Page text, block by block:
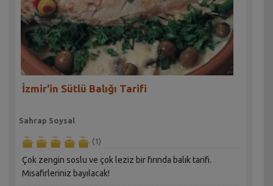
İzmir'in Sütlü Balığı Tarifi
Sahrap Soysal
(1)
Çok zengin soslu ve çok leziz bir fırında balık tarifi.
Misafirleriniz bayılacak!